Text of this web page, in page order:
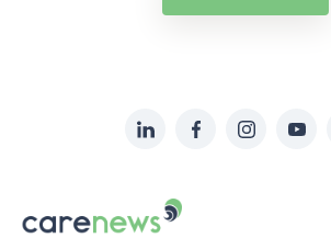
sur:
LinkedInFacebookInstagram
Le